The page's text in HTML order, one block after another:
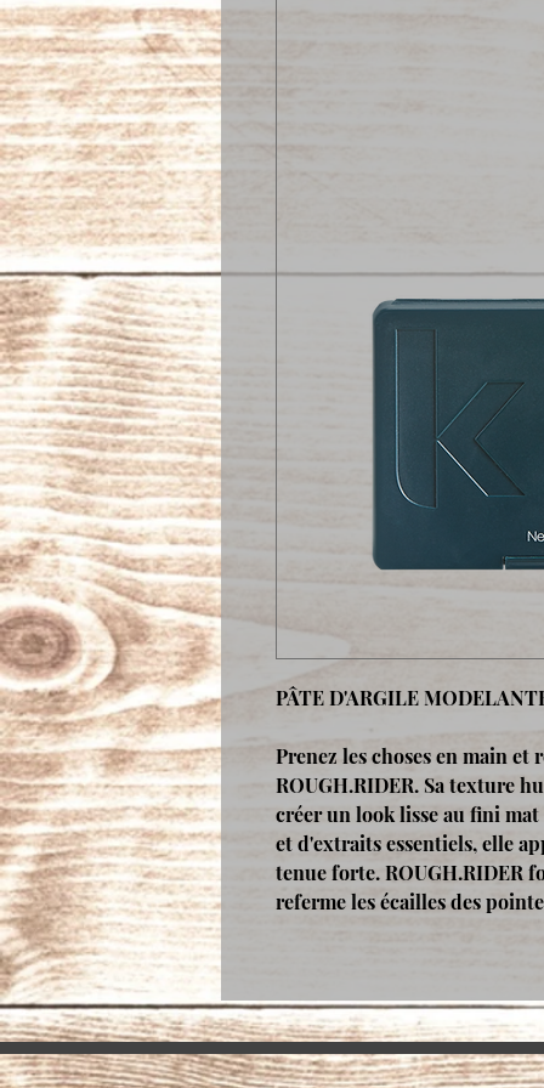
PÂTE D'ARGILE
Prenez les choses en main et
ROUGH.RIDER. Sa texture
créer un look lisse au fini
et d'extraits essentiels, elle
tenue forte. ROUGH.RIDER
referme les écailles des